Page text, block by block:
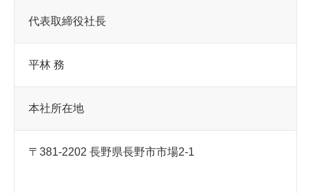
代表取締役社長
平林 務
本社所在地
〒381-2202 長野県長野市市場2-1